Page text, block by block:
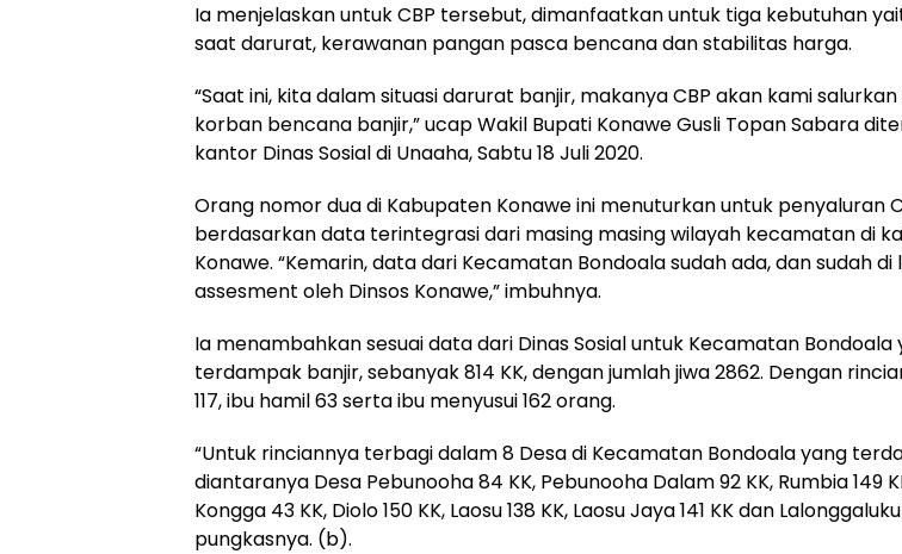
Ia menjelaskan untuk CBP tersebut, dimanfaatkan untuk tiga kebutuhan
saat darurat, kerawanan pangan pasca bencana dan stabilitas harga.
“Saat ini, kita dalam situasi darurat banjir, makanya CBP akan kami
korban bencana banjir,” ucap Wakil Bupati Konawe Gusli Topan Sabara
kantor Dinas Sosial di Unaaha, Sabtu 18 Juli 2020.
Orang nomor dua di Kabupaten Konawe ini menuturkan untuk penyaluran
berdasarkan data terintegrasi dari masing masing wilayah kecamatan di
Konawe. “Kemarin, data dari Kecamatan Bondoala sudah ada, dan sudah di
assesment oleh Dinsos Konawe,” imbuhnya.
Ia menambahkan sesuai data dari Dinas Sosial untuk Kecamatan Bondoala
terdampak banjir, sebanyak 814 KK, dengan jumlah jiwa 2862. Dengan
117, ibu hamil 63 serta ibu menyusui 162 orang.
“Untuk rinciannya terbagi dalam 8 Desa di Kecamatan Bondoala yang
diantaranya Desa Pebunooha 84 KK, Pebunooha Dalam 92 KK, Rumbia 149
Kongga 43 KK, Diolo 150 KK, Laosu 138 KK, Laosu Jaya 141 KK dan Lalonggaluku
pungkasnya. (b).